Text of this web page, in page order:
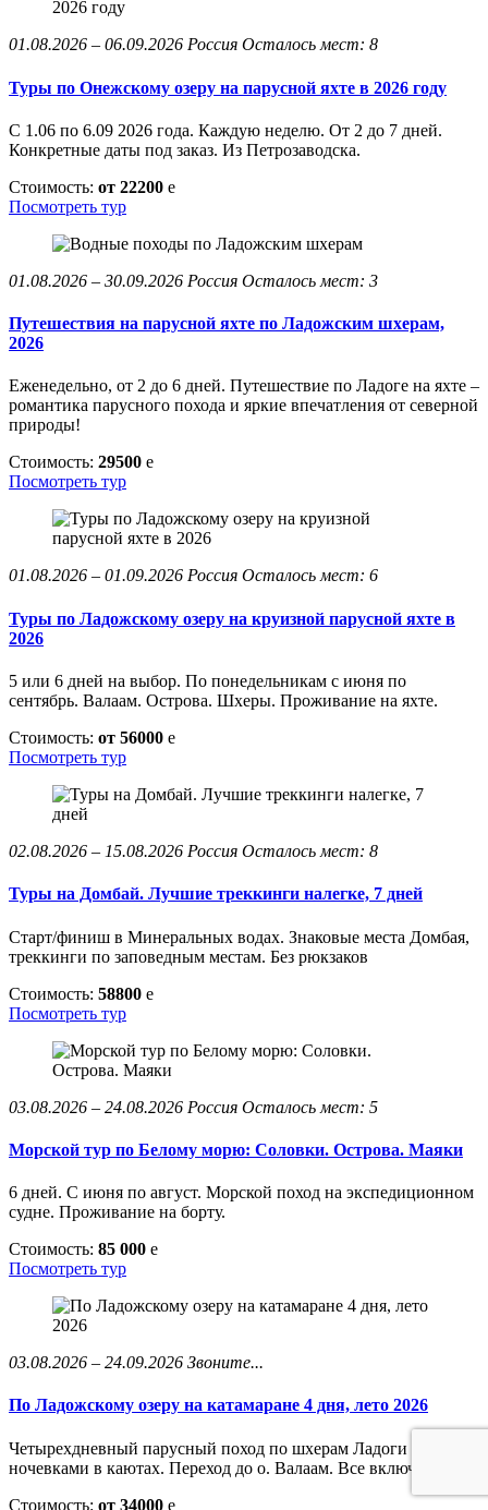
01.08.2026 – 06.09.2026 Россия Осталось мест: 8
Туры по Онежскому озеру на парусной яхте в 2026 году
С 1.06 по 6.09 2026 года. Каждую неделю. От 2 до 7 дней.
Конкретные даты под заказ. Из Петрозаводска.
Стоимость: от 22200 e
Посмотреть тур
01.08.2026 – 30.09.2026 Россия Осталось мест: 3
Путешествия на парусной яхте по Ладожским шхерам,
2026
Еженедельно, от 2 до 6 дней. Путешествие по Ладоге на яхте –
романтика парусного похода и яркие впечатления от северной
природы!
Стоимость: 29500 e
Посмотреть тур
01.08.2026 – 01.09.2026 Россия Осталось мест: 6
Туры по Ладожскому озеру на круизной парусной яхте в
2026
5 или 6 дней на выбор. По понедельникам с июня по
сентябрь. Валаам. Острова. Шхеры. Проживание на яхте.
Стоимость: от 56000 e
Посмотреть тур
02.08.2026 – 15.08.2026 Россия Осталось мест: 8
Туры на Домбай. Лучшие треккинги налегке, 7 дней
Старт/финиш в Минеральных водах. Знаковые места Домбая,
треккинги по заповедным местам. Без рюкзаков
Стоимость: 58800 e
Посмотреть тур
03.08.2026 – 24.08.2026 Россия Осталось мест: 5
Морской тур по Белому морю: Соловки. Острова. Маяки
6 дней. С июня по август. Морской поход на экспедиционном
судне. Проживание на борту.
Стоимость: 85 000 e
Посмотреть тур
03.08.2026 – 24.09.2026 Звоните...
По Ладожскому озеру на катамаране 4 дня, лето 2026
Четырехдневный парусный поход по шхерам Ладоги с
ночевками в каютах. Переход до о. Валаам. Все включено
Стоимость: от 34000 e